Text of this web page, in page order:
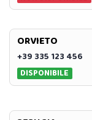
ORVIETO
+39 335 123 456
DISPONIBILE